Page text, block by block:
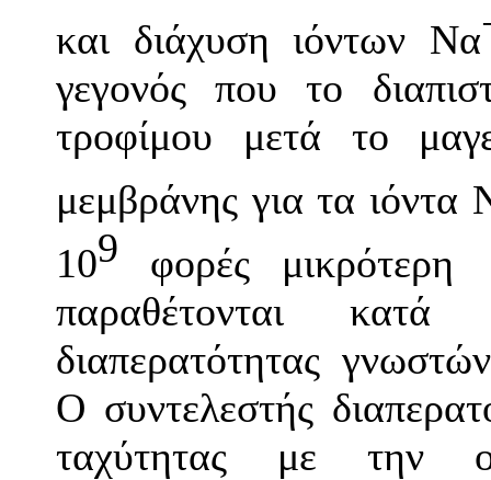
και διάχυση ιόντων Να
γεγονός που το
τροφίμου μετά το
μεμβράνης για τα ιόντα
109 φορές
παραθέτονται
διαπερατότητας
Ο συντελεστής
ταχύτητας με την